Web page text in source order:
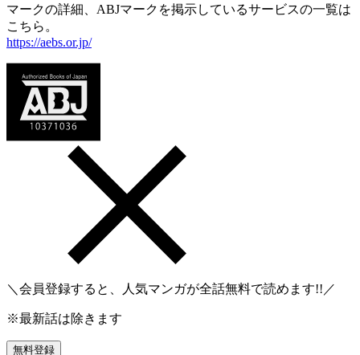
マークの詳細、ABJマークを掲示しているサービスの一覧は
こちら。
https://aebs.or.jp/
＼会員登録すると、人気マンガが全話無料で読めます!!／
※最新話は除きます
無料登録